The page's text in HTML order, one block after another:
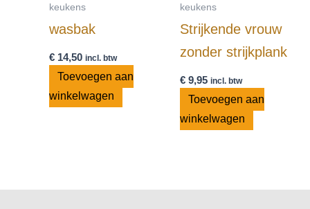
keukens
wasbak
€ 14,50 incl. btw
Toevoegen aan
winkelwagen
keukens
Strijkende vrouw
zonder strijkplank
€9,95 incl. btw
Toevoegen aan
winkelwagen